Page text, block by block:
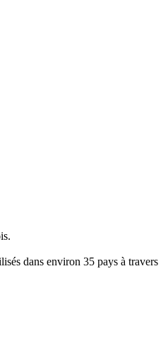
dans environ 35 pays à travers